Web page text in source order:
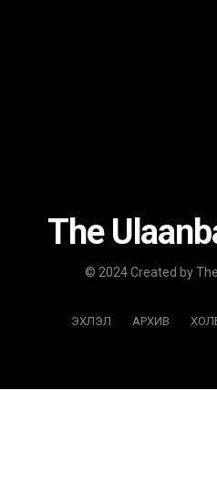
The
© 2024 Created by
ЭХЛЭЛ АРХИВ